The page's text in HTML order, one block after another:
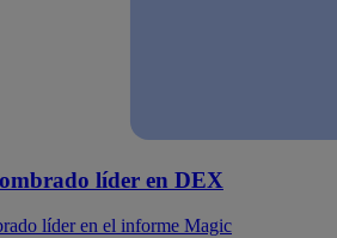
líder en DEX
líder en el informe Magic